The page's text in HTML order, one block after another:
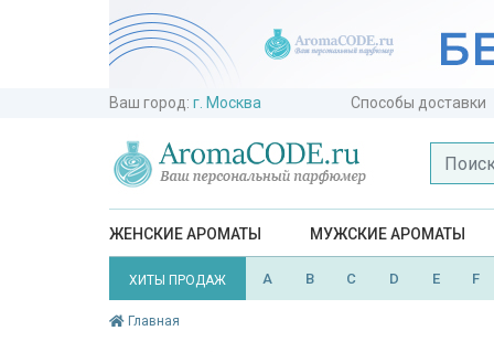
Ваш город: г. Москва Способы доставки
ЖЕНСКИЕ АРОМАТЫ МУЖСКИЕ АРОМАТЫ
ХИТЫ ПРОДАЖ A B C D E F
Главная